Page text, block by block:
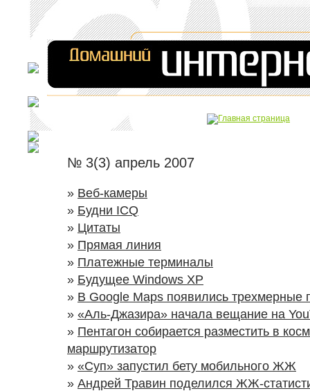
№ 3(3) апрель 2007
» Веб-камеры
» Будни ICQ
» Цитаты
» Прямая линия
» Платежные терминалы
» Будущее Windows XP
» В Google Maps появились трехмерные
» «Аль-Джазира» начала вещание на
» Пентагон собирается разместить в
маршрутизатор
» «Суп» запустил бету мобильного ЖЖ
» Андрей Травин поделился ЖЖ-